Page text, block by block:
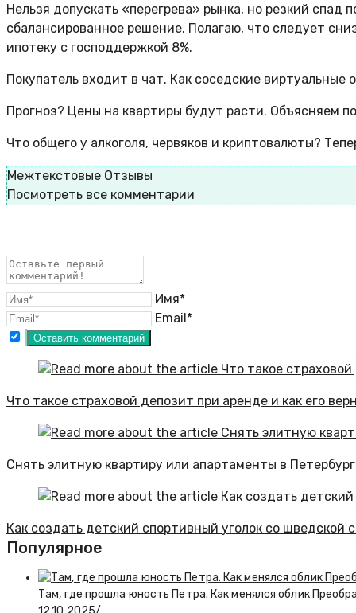
Нельзя допускать «перегрева» рынка, но резкий
сбалансированное решение. Полагаю, что следует
ипотеку с господдержкой 8%.
Покупатель входит в чат. Как соседские
Прогноз? Цены на квартиры будут расти. Объясняем
Что общего у алкоголя, червяков и криптовалюты?
Межтекстовые Отзывы
Посмотреть все комментарии
Имя*
Email*
Что такое страховой депозит при аренде и как его
Снять элитную квартиру или апартаменты в
Как создать детский спортивный уголок со шведской
Популярное
Там, где прошла юность Петра. Как менялся облик